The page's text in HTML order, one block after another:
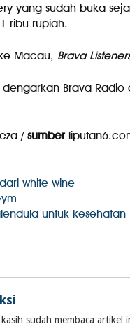
yang sudah buka
ribu rupiah.
Macau, Brava
dengarkan Brava Radio
/ sumber
white wine
untuk kesehatan
sudah membaca artikel